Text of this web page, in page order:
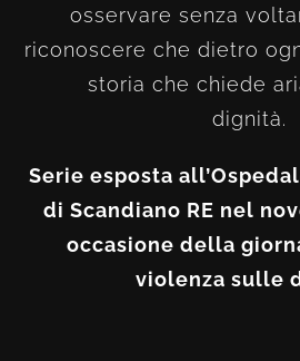
osservare senza
riconoscere che dietro
storia che chiede
dignità.
Serie esposta
di Scandiano RE nel
occasione della
violenza sulle